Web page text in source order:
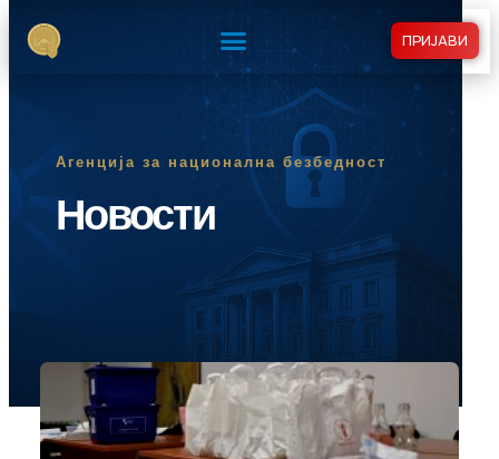
ПРИЈАВИ
Агенција за национална безбедност
Новости